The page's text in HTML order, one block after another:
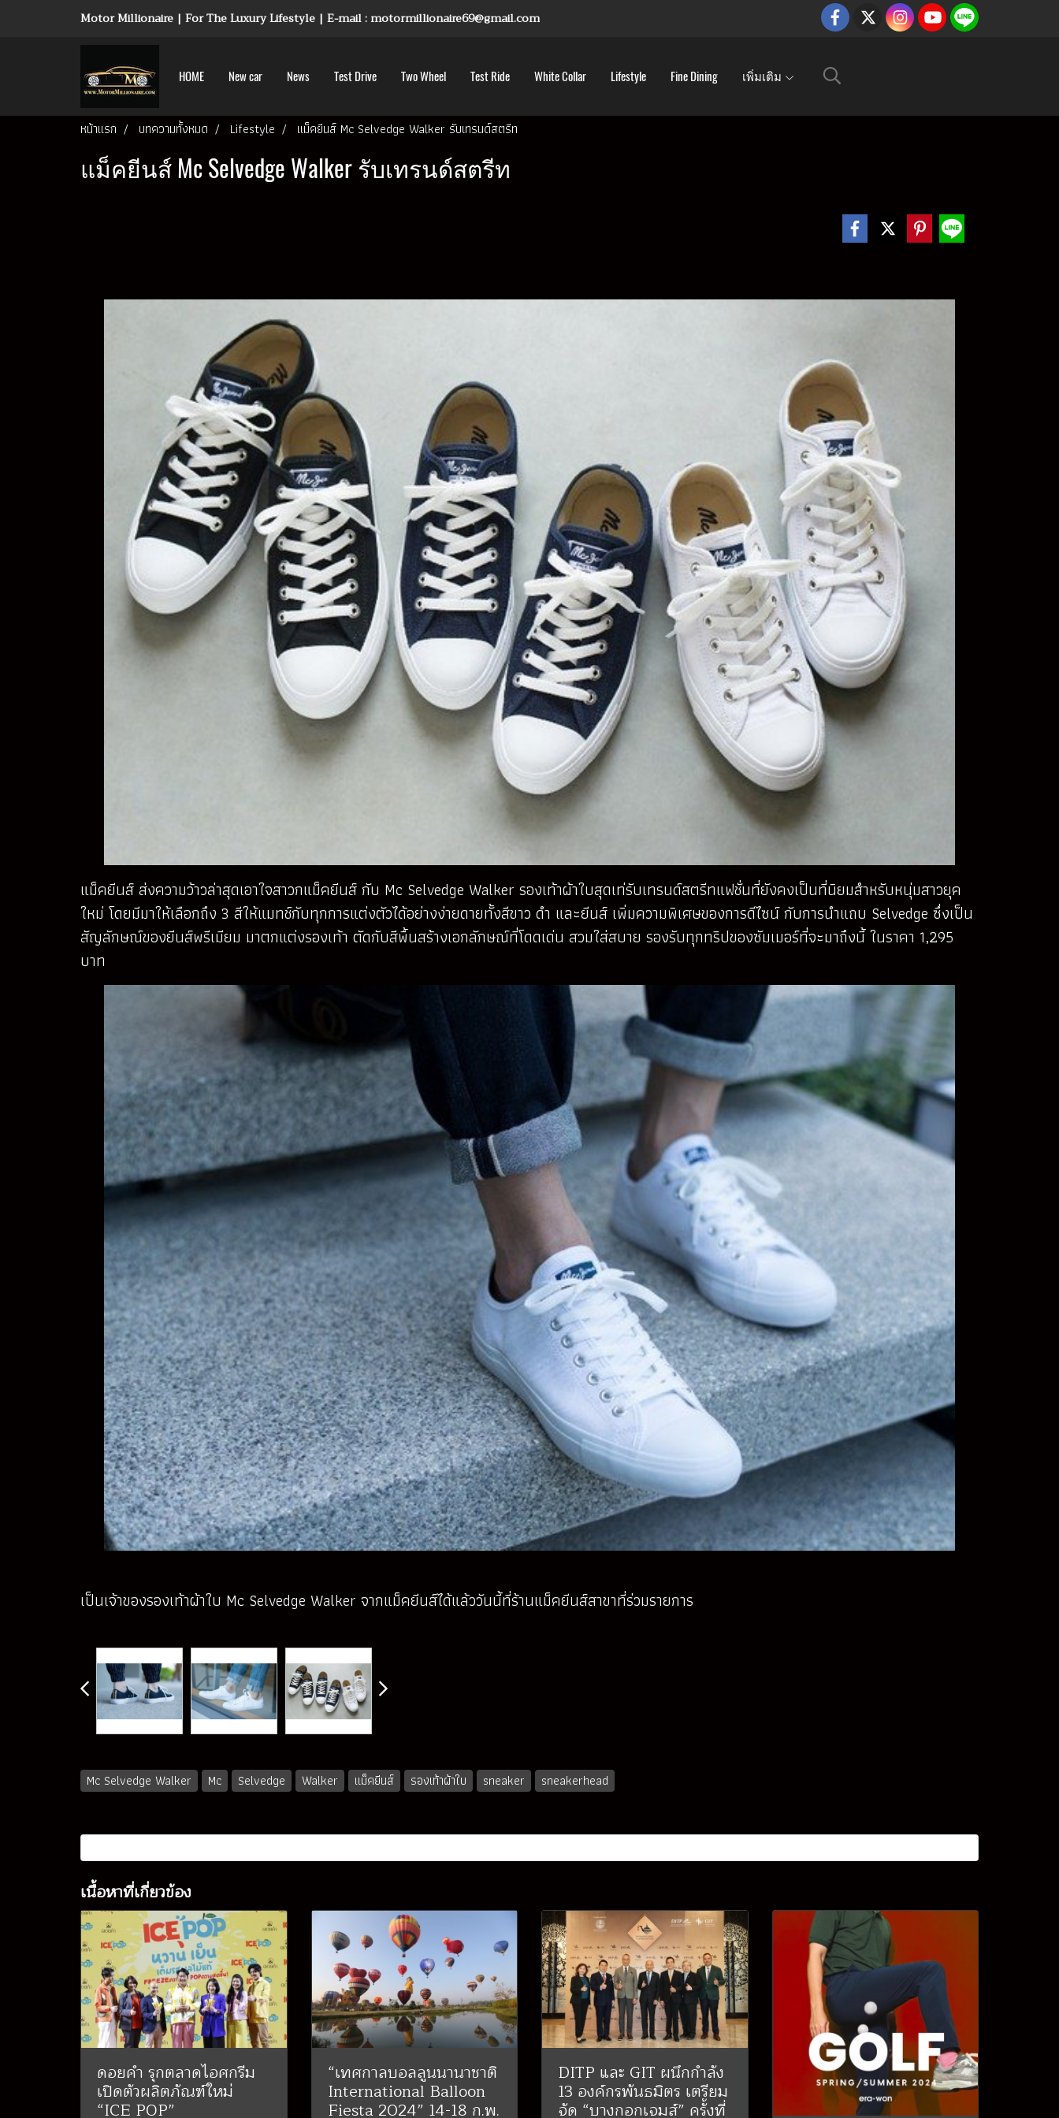
Motor Millionaire | For The Luxury Lifestyle | E-mail : motormillionaire69@gmail.com
HOME New car News Test Drive Two Wheel Test Ride White Collar Lifestyle Fine Dining เพิ่มเติม
หน้าแรก บทความทั้งหมด Lifestyle แม็คยีนส์ Mc Selvedge Walker รับเทรนด์สตรีท
แม็คยีนส์ Mc Selvedge Walker รับเทรนด์สตรีท
แม็คยีนส์ ส่งความว้าวล่าสุดเอาใจสาวกแม็คยีนส์ กับ Mc Selvedge Walker รองเท้าผ้าใบสุดเท่รับเทรนด์สตรีทแฟชั่นที่ยังคงเป็นที่นิยมสำหรับหนุ่มสาวยุค
ใหม่ โดยมีมาให้เลือกถึง 3 สีให้แมทช์กับทุกการแต่งตัวได้อย่างง่ายดายทั้งสีขาว ดำ และยีนส์ เพิ่มความพิเศษของการดีไซน์ กับการนำแถบ Selvedge ซึ่งเป็น
สัญลักษณ์ของยีนส์พรีเมียม มาตกแต่งรองเท้า ตัดกับสีพื้นสร้างเอกลักษณ์ที่โดดเด่น สวมใส่สบาย รองรับทุกทริปของซัมเมอร์ที่จะมาถึงนี้ ในราคา 1,295
บาท
เป็นเจ้าของรองเท้าผ้าใบ Mc Selvedge Walker จากแม็คยีนส์ได้แล้ววันนี้ที่ร้านแม็คยีนส์สาขาที่ร่วมรายการ
Mc Selvedge Walker Mc Selvedge Walker แม็คยีนส์ รองเท้าผ้าใบ sneaker sneakerhead
เนื้อหาที่เกี่ยวข้อง
ดอยคำ รุกตลาดไอศกรีม
เปิดตัวผลิตภัณฑ์ใหม่
“ICE POP”
“เทศกาลบอลลูนนานาชาติ
International Balloon
Fiesta 2024” 14-18 ก.พ.
DITP และ GIT ผนึกกำลัง
13 องค์กรพันธมิตร เตรียม
จัด “บางกอกเจมส์” ครั้งที่